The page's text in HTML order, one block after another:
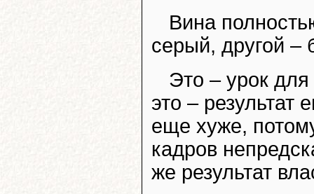
Вина
серый, другой –
Это – урок
это – результат
еще хуже,
кадров
же результат